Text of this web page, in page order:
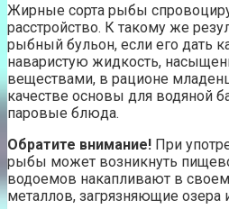
Жирные сорта рыбы
расстройство. К такому же
рыбный бульон, если его дать
наваристую жидкость,
веществами, в рационе
качестве основы для водяной
паровые блюда.
Обратите внимание! При
рыбы может возникнуть
водоемов накапливают в
металлов, загрязняющие озера